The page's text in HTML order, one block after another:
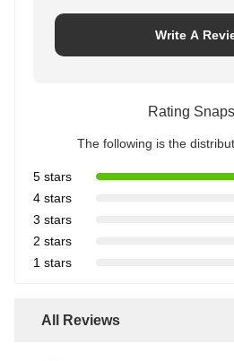
Write A
Rating
The following is the
5 stars
4 stars
3 stars
2 stars
1 stars
All Reviews